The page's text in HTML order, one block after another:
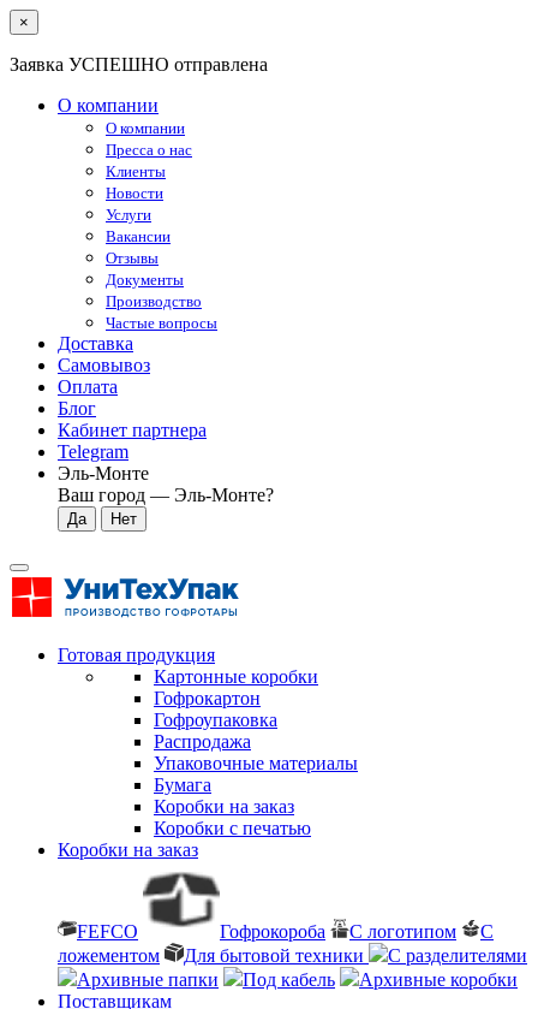
×
Заявка УСПЕШНО отправлена
О компании
О компании
Пресса о нас
Клиенты
Новости
Услуги
Вакансии
Отзывы
Документы
Производство
Частые вопросы
Доставка
Самовывоз
Оплата
Блог
Кабинет партнера
Telegram
Эль-Монте
Ваш город — Эль-Монте?
Готовая продукция
Картонные коробки
Гофрокартон
Гофроупаковка
Распродажа
Упаковочные материалы
Бумага
Коробки на заказ
Коробки с печатью
Коробки на заказ
FEFCO Гофрокороба С логотипом
С
ложементом
Для бытовой техники
С разделителями
Архивные папки
Под кабель
Архивные коробки
Поставщикам